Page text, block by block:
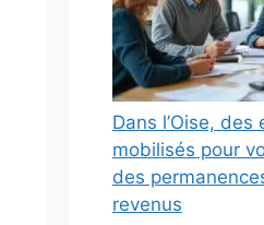
Dans l’Oise,
mobilisés pour
des
revenus